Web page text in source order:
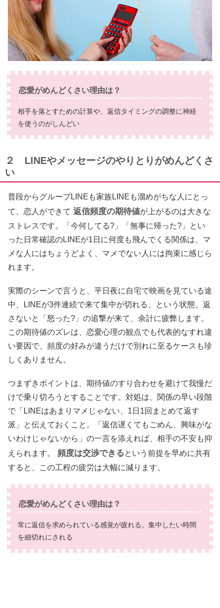
恋愛がめんどくさい理由は？
相手を落とすための計算や、返信タイミングの調整に神経
を使うのがしんどい
２ LINEやメッセージのやりとりがめんどくさ
い
普段からグループLINEも家族LINEも溜めがちな人にとっ
て、恋人ができて 返信頻度の期待値が上がるのは大きな
ストレスです。「今何してる?」「無事に帰った?」とい
った日常確認のLINEが1日に何度も飛んでくる関係は、マ
メな人にはちょうどよく、マメでない人には拘束に感じら
れます。
実際のシーンで言うと、平日夜に自宅で映画を見ている途
中、LINEが3件連続で来て集中が切れる、という状態。返
さないと「怒った?」の追撃が来て、余計に疲弊します。
この期待値のズレは、恋愛心理の観点でも代表的なすれ違
い要因で、頻度の好みが違うだけで別れに至るケースも珍
しくありません。
つまずきポイントは、期待値のすり合わせを避けて我慢だ
けで乗り切ろうとすることです。対処は、関係の早い段階
で「LINEはあまりマメじゃない、1日1回まとめて返す
派」と伝えておくこと。「返信遅くてもごめん、興味がな
いわけじゃないから」の一言を添えれば、相手の不安も抑
えられます。
頻度は交渉できるという前提を早めに共有
すると、この工程の疲労は大幅に減ります。
恋愛がめんどくさい理由は？
常に返信を求められている感覚が疲れる。集中したい時間
を細切れにされる